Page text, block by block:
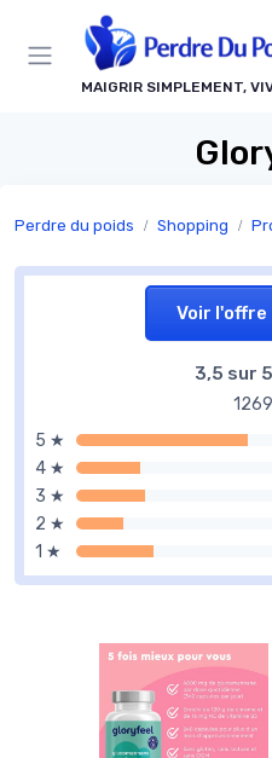
MAIGRIR SIMPLEMENT,
Perdre du poids Shopping
Voir l'offre
3,5 sur 5
5 ★
4 ★
3 ★
2 ★
1 ★
Panneau de gestion des